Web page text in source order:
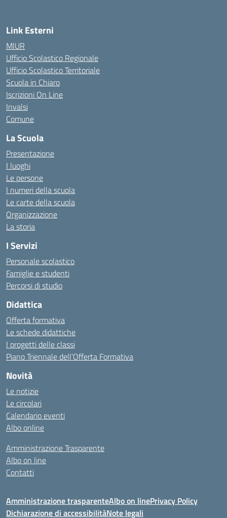
Link Esterni
MIUR
Ufficio Scolastico Regionale
Ufficio Scolastico Territoriale
Scuola in Chiaro
Iscrizioni On Line
Invalsi
Comune
La Scuola
Presentazione
I luoghi
Le persone
I numeri della scuola
Le carte della scuola
Organizzazione
La storia
I Servizi
Personale scolastico
Famiglie e studenti
Percorsi di studio
Didattica
Offerta formativa
Le schede didattiche
I progetti delle classi
Piano Triennale dell’Offerta Formativa
Novità
Le notizie
Le circolari
Calendario eventi
Albo online
Amministrazione Trasparente
Albo on line
Contatti
Amministrazione trasparenteAlbo on linePrivacy Policy
Dichiarazione di accessibilitàNote legali